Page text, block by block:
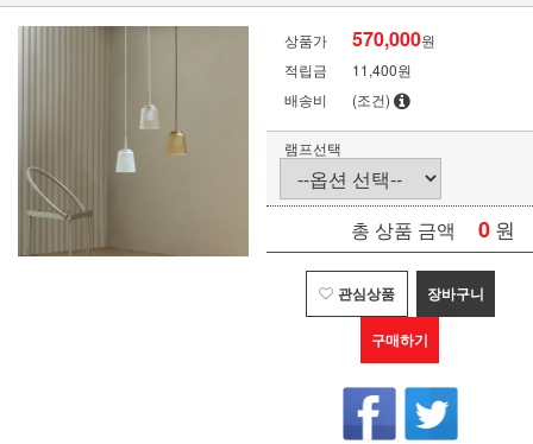
상품가 570,000원
적립금
11,400원
배송비
(조건)
램프선택
총 상품 금액 0 원
관심상품 장바구니
구매하기